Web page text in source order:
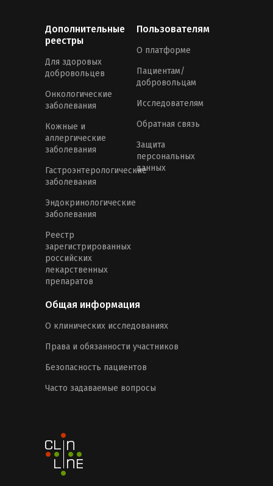
Дополнительные
реестры
Для здоровых
добровольцев
Онкологические
заболевания
Кожные и
аллергические
заболевания
Гастроэнтерологические
заболевания
Эндокринологические
заболевания
Реестр
зарегистрированных
российских
лекарственных
препаратов
Пользователям
О платформе
Пациентам/
добровольцам
Исследователям
Обратная связь
Защита
персональных
данных
Общая информация
О клинических исследованиях
Права и обязанности участников
Безопасность пациентов
Часто задаваемые вопросы